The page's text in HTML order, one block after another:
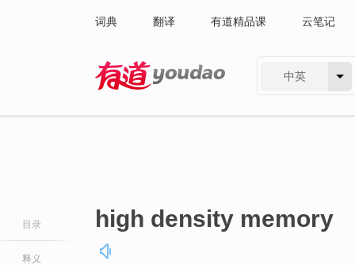
词典 翻译 有道精品课 云笔记
中英
目录
释义
high density memory